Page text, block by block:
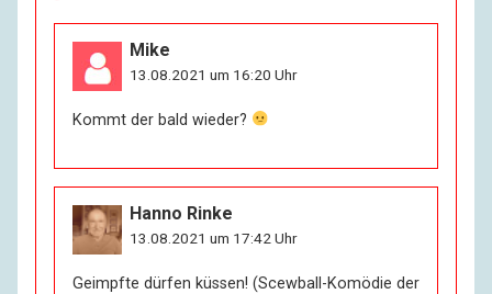
Mike
13.08.2021 um 16:20 Uhr
Kommt der bald wieder?
Hanno Rinke
13.08.2021 um 17:42 Uhr
Geimpfte dürfen küssen! (Scewball-Komödie der